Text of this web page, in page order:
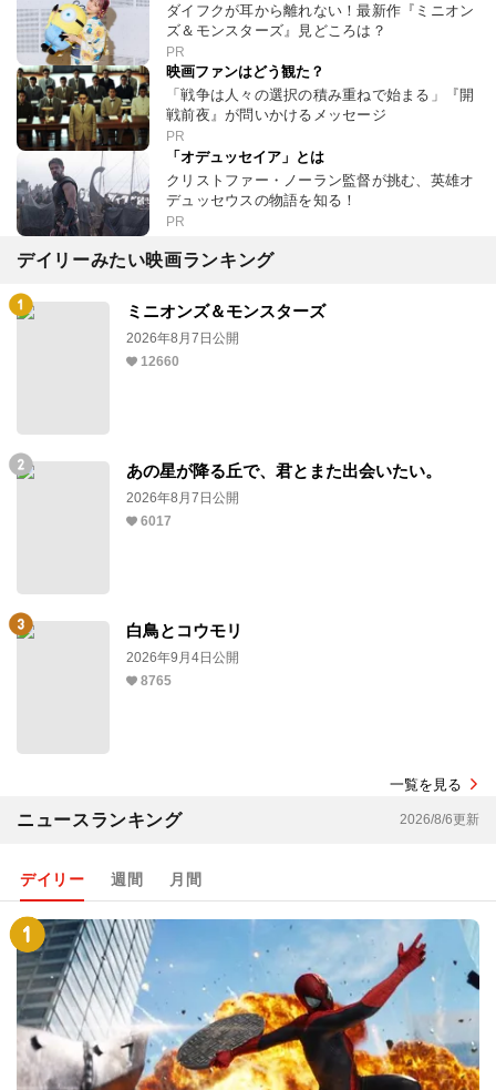
ダイフクが耳から離れない！最新作『ミニオン
ズ＆モンスターズ』見どころは？
PR
映画ファンはどう観た？
「戦争は人々の選択の積み重ねで始まる」『開
戦前夜』が問いかけるメッセージ
PR
「オデュッセイア」とは
クリストファー・ノーラン監督が挑む、英雄オ
デュッセウスの物語を知る！
PR
デイリーみたい映画ランキング
ミニオンズ＆モンスターズ
2026年8月7日公開
12660
あの星が降る丘で、君とまた出会いたい。
2026年8月7日公開
6017
白鳥とコウモリ
2026年9月4日公開
8765
一覧を見る
ニュースランキング 2026/8/6更新
デイリー 週間 月間